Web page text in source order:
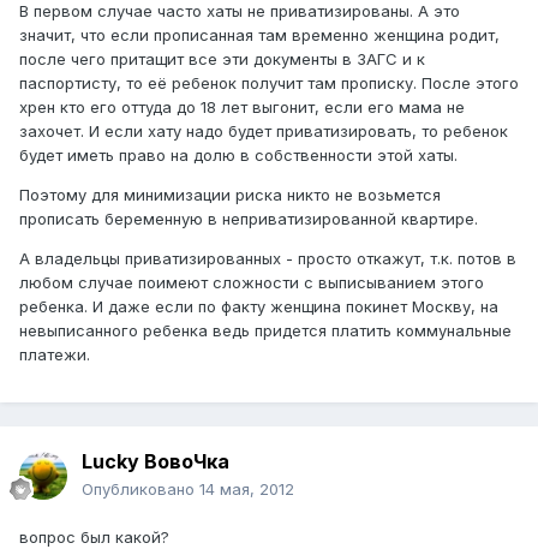
В первом случае часто хаты не приватизированы. А это
значит, что если прописанная там временно женщина родит,
после чего притащит все эти документы в ЗАГС и к
паспортисту, то её ребенок получит там прописку. После этого
хрен кто его оттуда до 18 лет выгонит, если его мама не
захочет. И если хату надо будет приватизировать, то ребенок
будет иметь право на долю в собственности этой хаты.
Поэтому для минимизации риска никто не возьмется
прописать беременную в неприватизированной квартире.
А владельцы приватизированных - просто откажут, т.к. потов в
любом случае поимеют сложности с выписыванием этого
ребенка. И даже если по факту женщина покинет Москву, на
невыписанного ребенка ведь придется платить коммунальные
платежи.
Lucky ВовоЧка
Опубликовано 14 мая, 2012
вопрос был какой?